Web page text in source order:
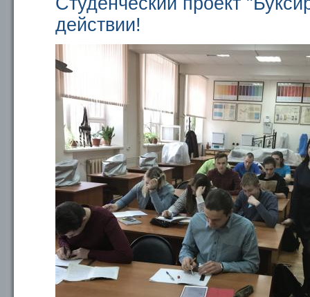
действии!